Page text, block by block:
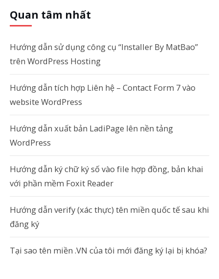
Quan tâm nhất
Hướng dẫn sử dụng công cụ “Installer By MatBao”
trên WordPress Hosting
Hướng dẫn tích hợp Liên hệ – Contact Form 7 vào
website WordPress
Hướng dẫn xuất bản LadiPage lên nền tảng
WordPress
Hướng dẫn ký chữ ký số vào file hợp đồng, bản khai
với phần mềm Foxit Reader
Hướng dẫn verify (xác thực) tên miền quốc tế sau khi
đăng ký
Tại sao tên miền .VN của tôi mới đăng ký lại bị khóa?